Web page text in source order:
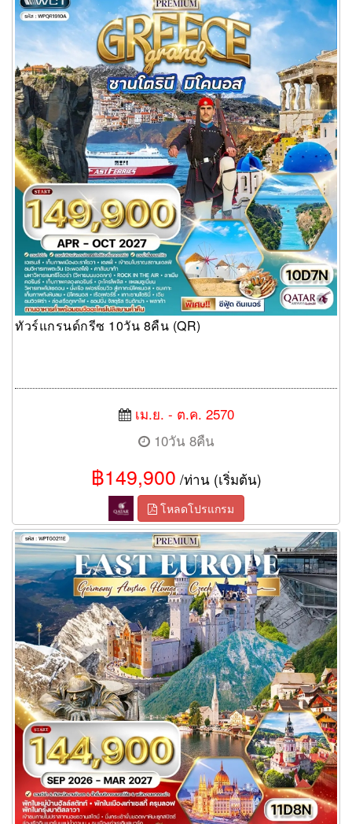
ทัวร์แกรนด์กรีซ 10วัน 8คืน (QR)
เม.ย. - ต.ค. 2570
10วัน 8คืน
฿149,900 /ท่าน (เริ่มต้น)
โหลดโปรแกรม
ทัวร์ยุโรปตะวันออก 11 วัน 8 คืน พักหมู่บ้านฮัลล์สตัทท์ (TG)